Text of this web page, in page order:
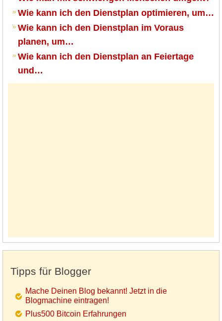
Wie kann ich den Dienstplan optimieren, um…
Wie kann ich den Dienstplan im Voraus
planen, um…
Wie kann ich den Dienstplan an Feiertage
und…
Tipps für Blogger
Mache Deinen Blog bekannt! Jetzt in die
Blogmachine eintragen!
Plus500 Bitcoin Erfahrungen